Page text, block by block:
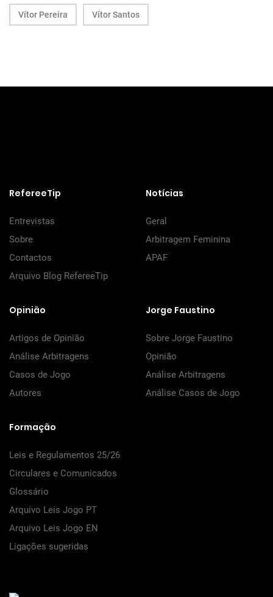
Vítor Pereira Vítor Santos
RefereeTip
Entrevistas
Sobre
Contactos
Arquivo Blog RefereeTip
Notícias
Geral
Arbitragem Feminina
APAF
Opinião
Artigos de Opinião
Análise Arbitragens
Casos de Jogo
Autores
Jorge Faustino
Sobre Jorge Faustino
Opinião
Análise Arbitragens
Análise Casos de Jogo
Formação
Leis e Regulamentos 25/26
Circulares e Comunicados
Glossário
Arquivo Leis Jogo PT
Arquivo Leis Jogo EN
Ligações sugeridas